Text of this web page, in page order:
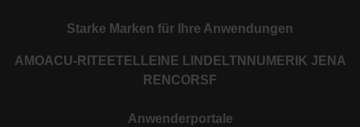
Starke Marken für Ihre Anwendungen
AMOACU-RITE ETEL LEINE LINDE LTN NUMERIK JENA
RENCORSF
Anwenderportale